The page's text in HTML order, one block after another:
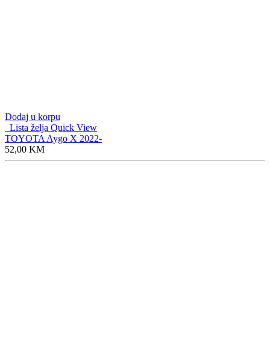
Dodaj u korpu
Lista želja Quick View
TOYOTA Aygo X 2022-
52,00 KM